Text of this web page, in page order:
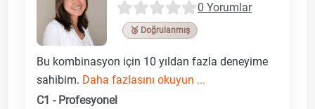
0 Yorumlar
🥉 Doğrulanmış
Bu kombinasyon için 10 yıldan fazla deneyime
sahibim. Daha fazlasını okuyun ...
C1 - Profesyonel